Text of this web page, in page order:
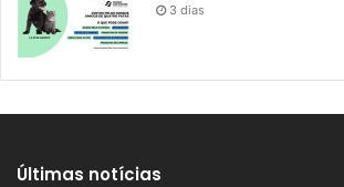
3 dias
Últimas notícias